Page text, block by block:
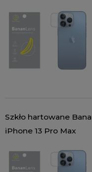
Szkło hartowane
iPhone 13 Pro Max